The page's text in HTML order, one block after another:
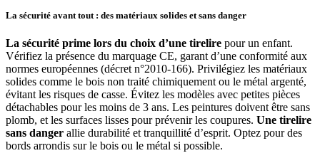
La sécurité avant tout : des matériaux solides et sans danger
La sécurité prime lors du choix d’une tirelire pour un enfant.
Vérifiez la présence du marquage CE, garant d’une conformité aux
normes européennes (décret n°2010-166). Privilégiez les matériaux
solides comme le bois non traité chimiquement ou le métal argenté,
évitant les risques de casse. Évitez les modèles avec petites pièces
détachables pour les moins de 3 ans. Les peintures doivent être sans
plomb, et les surfaces lisses pour prévenir les coupures. Une tirelire
sans danger allie durabilité et tranquillité d’esprit. Optez pour des
bords arrondis sur le bois ou le métal si possible.